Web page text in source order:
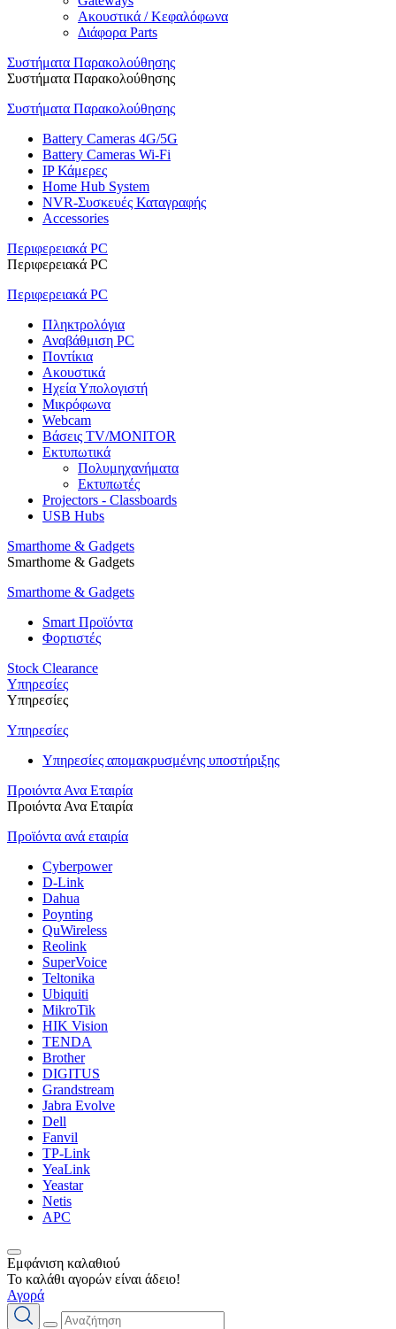
Ακουστικά / Κεφαλόφωνα
Διάφορα Parts
Συστήματα Παρακολούθησης
Συστήματα Παρακολούθησης
Συστήματα Παρακολούθησης
Battery Cameras 4G/5G
Battery Cameras Wi-Fi
IP Κάμερες
Home Hub System
NVR-Συσκευές Καταγραφής
Accessories
Περιφερειακά PC
Περιφερειακά PC
Περιφερειακά PC
Πληκτρολόγια
Αναβάθμιση PC
Ποντίκια
Ακουστικά
Ηχεία Υπολογιστή
Μικρόφωνα
Webcam
Βάσεις TV/MONITOR
Εκτυπωτικά
Πολυμηχανήματα
Εκτυπωτές
Projectors - Classboards
USB Hubs
Smarthome & Gadgets
Smarthome & Gadgets
Smarthome & Gadgets
Smart Προϊόντα
Φορτιστές
Stock Clearance
Υπηρεσίες
Υπηρεσίες
Υπηρεσίες
Υπηρεσίες απομακρυσμένης υποστήριξης
Προιόντα Ανα Εταιρία
Προιόντα Ανα Εταιρία
Προϊόντα ανά εταιρία
Cyberpower
D-Link
Dahua
Poynting
QuWireless
Reolink
SuperVoice
Teltonika
Ubiquiti
MikroTik
HIK Vision
TENDA
Brother
DIGITUS
Grandstream
Jabra Evolve
Dell
Fanvil
TP-Link
YeaLink
Yeastar
Netis
APC
Εμφάνιση καλαθιού
Το καλάθι αγορών είναι άδειο!
Αγορά